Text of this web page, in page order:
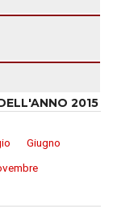
2015
Giugno